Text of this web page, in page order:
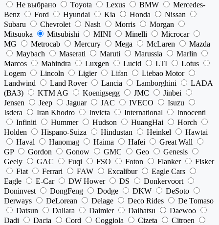
Не выбрано
Toyota Lexus BMW
Mercedes-
Benz
Ford Hyundai Kia Honda
Nissan
Subaru
Chevrolet Nash Morris
Morgan
Mitsuoka
Mitsubishi MINI Minelli
Microcar
MG
Metrocab Mercury Mega McLaren
Mazda
Maybach
Maserati Maruti Marussia
Marlin
Marcos
Mahindra Luxgen Lucid LTI
Lotus
Logem
Lincoln Ligier Lifan
Liebao Motor
Landwind
Land Rover Lancia Lamborghini
LADA
(ВАЗ)
KTM AG Koenigsegg JMC
Jinbei
Jensen
Jeep Jaguar JAC IVECO
Isuzu
Isdera
Iran Khodro Invicta International
Innocenti
Infiniti
Hummer Hudson HuangHai
Horch
Holden
Hispano-Suiza Hindustan Heinkel
Hawtai
Haval
Hanomag Haima Hafei
Great Wall
GP
Gordon Gonow GMC Geo
Genesis
Geely
GAC Fuqi FSO Foton Flanker
Fisker
Fiat
Ferrari FAW Excalibur
Eagle Cars
Eagle
E-Car DW Hower DS
Donkervoort
Doninvest
DongFeng Dodge DKW
DeSoto
Derways
DeLorean Delage Deco Rides
De Tomaso
Datsun
Dallara Daimler Daihatsu
Daewoo
Dadi
Dacia Cord Coggiola Cizeta
Citroen